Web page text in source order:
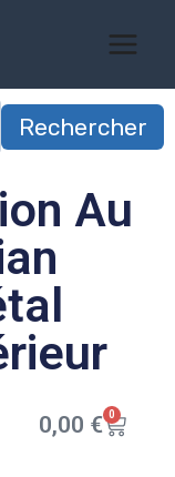
Rechercher
Au
0,00 € 0